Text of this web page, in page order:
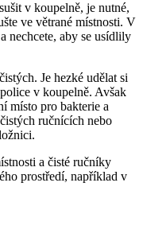
v koupelně, je nutné,
ve větrané místnosti. V
nechcete, aby se usídlily
Je hezké udělat si
v koupelně. Avšak
místo pro bakterie a
ručnících nebo
a čisté ručníky
prostředí, například v